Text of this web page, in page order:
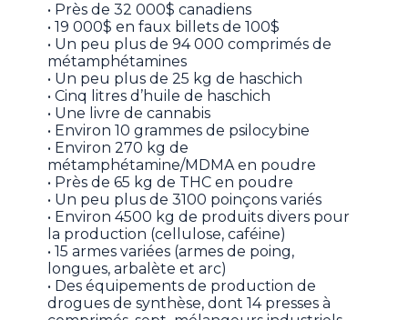
• Près de 32 000$ canadiens
• 19 000$ en faux billets de 100$
• Un peu plus de 94 000 comprimés de
métamphétamines
• Un peu plus de 25 kg de haschich
• Cinq litres d’huile de haschich
• Une livre de cannabis
• Environ 10 grammes de psilocybine
• Environ 270 kg de
métamphétamine/MDMA en poudre
• Près de 65 kg de THC en poudre
• Un peu plus de 3100 poinçons variés
• Environ 4500 kg de produits divers pour
la production (cellulose, caféine)
• 15 armes variées (armes de poing,
longues, arbalète et arc)
• Des équipements de production de
drogues de synthèse, dont 14 presses à